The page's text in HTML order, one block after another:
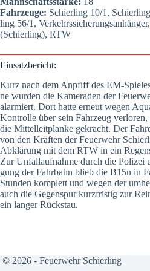
Fahr­zeu­ge: Schier­ling 10/1,
ling 56/1,
(Schier­ling), RTW
Ein­satz­be­richt:
Kurz nach dem Anpfiff des EM-
ne wur­den die Kame­ra­den der
alar­miert. Dort hat­te erneut wegen
Kon­trol­le über sein Fahr­zeug
die Mit­tel­leit­plan­ke gekracht. Der
von den Kräf­ten der Feu­er­wehr
Abklä­rung mit dem RTW in ein
Zur Unfall­auf­nah­me durch die Poli­zei
gung der Fahr­bahn blieb die B15n in
Stun­den kom­plett und wegen der
auch die Gegen­spur kurz­fris­tig zur
ein lan­ger Rück­stau.
© 2026 - Feuerwehr Schierling